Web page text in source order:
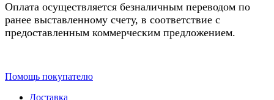
Оплата осуществляется безналичным переводом по
ранее выставленному счету, в соответствие с
предоставленным коммерческим предложением.
Помощь покупателю
Доставка